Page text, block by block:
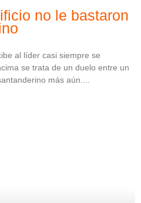
no le bastaron
al líder casi siempre se
se trata de un duelo entre un
más aún.